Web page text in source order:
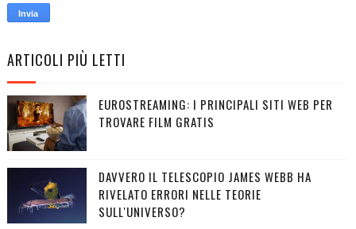
ARTICOLI PIÙ LETTI
EUROSTREAMING: I PRINCIPALI SITI WEB PER
TROVARE FILM GRATIS
DAVVERO IL TELESCOPIO JAMES WEBB HA
RIVELATO ERRORI NELLE TEORIE
SULL'UNIVERSO?